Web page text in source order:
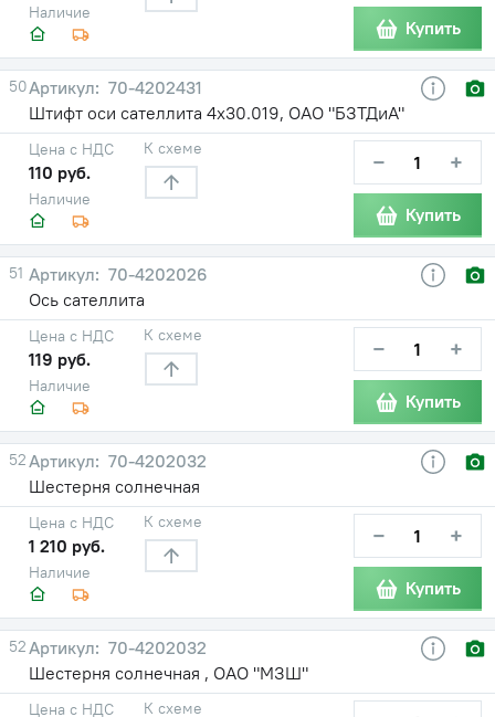
Наличие
Купить
50
70-4202431
Штифт оси сателлита 4х30.019, ОАО "БЗТДиА"
Наличие
Цена с НДС
110 руб.
К схеме − +
Купить
51
70-4202026
Ось сателлита
Наличие
Цена с НДС
119 руб.
К схеме − +
Купить
52
70-4202032
Шестерня солнечная
Наличие
Цена с НДС
1 210 руб.
К схеме − +
Купить
52
70-4202032
Шестерня солнечная , ОАО "МЗШ"
Цена с НДС К схеме